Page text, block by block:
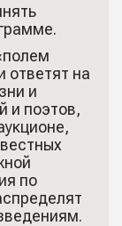
ответят на
и
и поэтов,
по